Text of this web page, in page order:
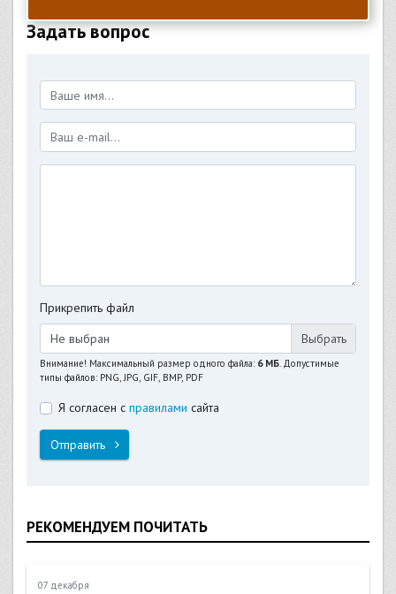
Задать вопрос
Прикрепить файл
Не выбран
Внимание! Максимальный размер одного файла: 6 МБ. Допустимые
типы файлов: PNG, JPG, GIF, BMP, PDF
Я согласен с правилами сайта
Отправить
РЕКОМЕНДУЕМ ПОЧИТАТЬ
07 декабря